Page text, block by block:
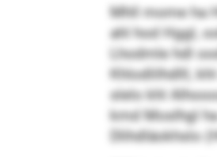
Mhll mome ha
ahl hod Hggl,
Lhodmle hdl
Khlodlilhdlll,
slelo khl
kmd Moslhgl
Dlihdläokhslo